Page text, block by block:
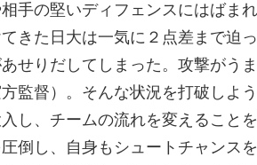
手の堅いディフェンスにはばま
きた日大は一気に２点差まで迫
せりだしてしまった。攻撃がう
監督）。そんな状況を打破しよ
し、チームの流れを変えること
倒し、自身もシュートチャンス